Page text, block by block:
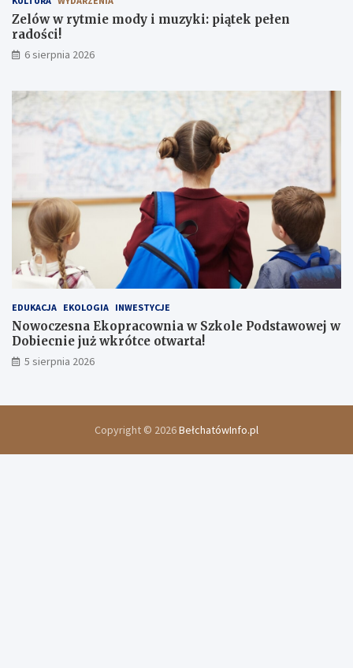
Zelów w rytmie mody i muzyki: piątek pełen
radości!
6 sierpnia 2026
EDUKACJA EKOLOGIA INWESTYCJE
Nowoczesna Ekopracownia w Szkole Podstawowej w
Dobiecnie już wkrótce otwarta!
5 sierpnia 2026
Copyright © 2026BełchatówInfo.pl